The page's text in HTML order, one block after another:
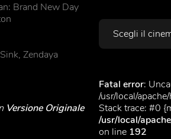
Brand New Day
Zendaya
Versione Originale
Fatal error:
/usr/local/
Stack trace: #0
/usr/local/
on line 192